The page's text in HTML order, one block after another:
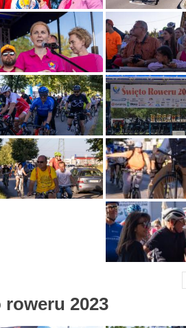
roweru 2023